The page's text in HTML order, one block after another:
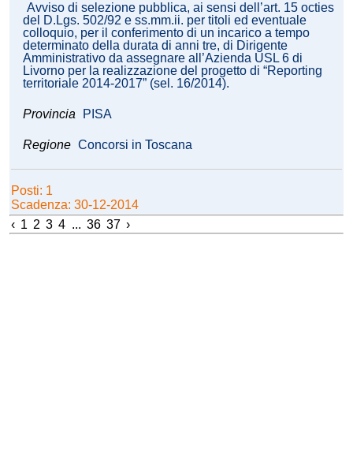
Avviso di selezione pubblica, ai sensi dell’art. 15 octies
del D.Lgs. 502/92 e ss.mm.ii. per titoli ed eventuale
colloquio, per il conferimento di un incarico a tempo
determinato della durata di anni tre, di Dirigente
Amministrativo da assegnare all’Azienda USL 6 di
Livorno per la realizzazione del progetto di “Reporting
territoriale 2014-2017” (sel. 16/2014).
Provincia PISA
Regione Concorsi in Toscana
Posti: 1
Scadenza: 30-12-2014
‹ 1 2 3 4 ... 36 37 ›